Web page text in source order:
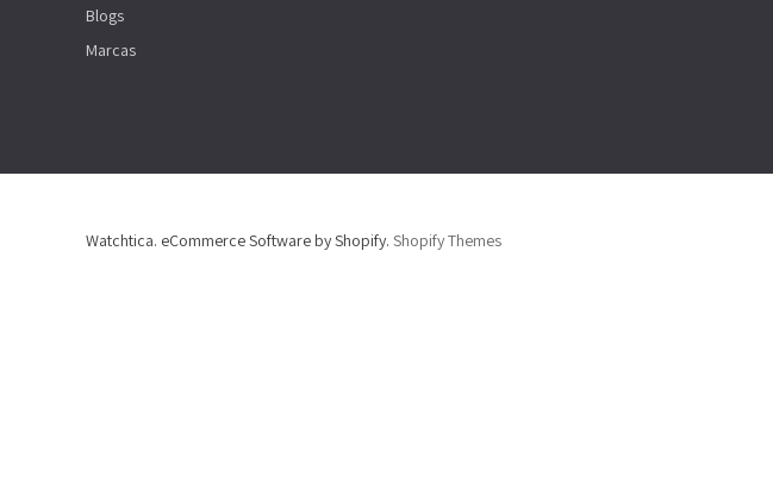
Blogs
Marcas
Watchtica. eCommerce Software by Shopify. Shopify Themes